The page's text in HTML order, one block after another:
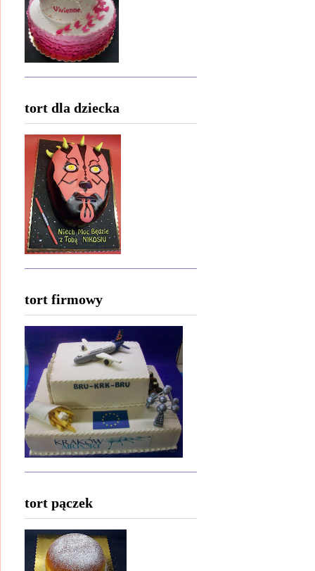
tort dla dziecka
tort firmowy
tort pączek